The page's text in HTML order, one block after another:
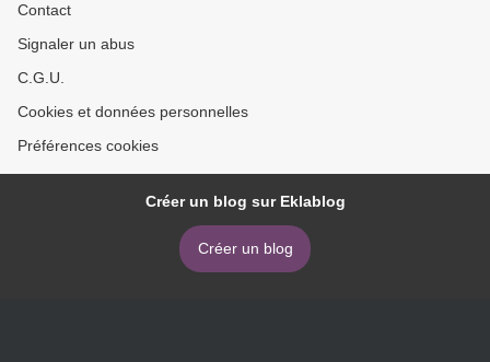
Contact
Signaler un abus
C.G.U.
Cookies et données personnelles
Préférences cookies
Créer un blog sur Eklablog
Créer un blog